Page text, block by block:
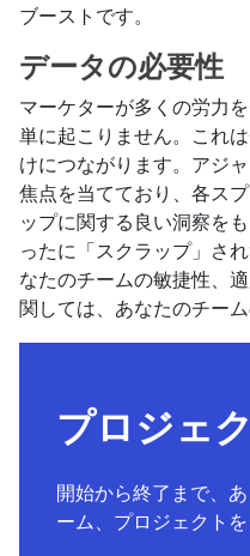
ブーストです。
データの必要性
マーケターが多くの労力
単に起こりません。これ
けにつながります。アジ
焦点を当てており、各ス
ップに関する良い洞察を
ったに「スクラップ」さ
なたのチームの敏捷性、
関しては、あなたのチーム
プロジェ
開始から終了まで、
ーム、プロジェクト